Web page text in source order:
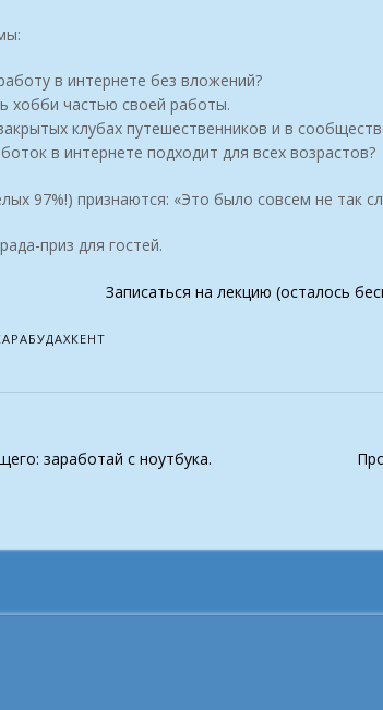
в интернете без вложений?
хобби частью своей работы.
клубах путешественников и в
в интернете подходит для всех возрастов?
97%!) признаются: «Это было совсем не так
приз для гостей.
Записаться на лекцию (осталось
заработай с ноутбука.